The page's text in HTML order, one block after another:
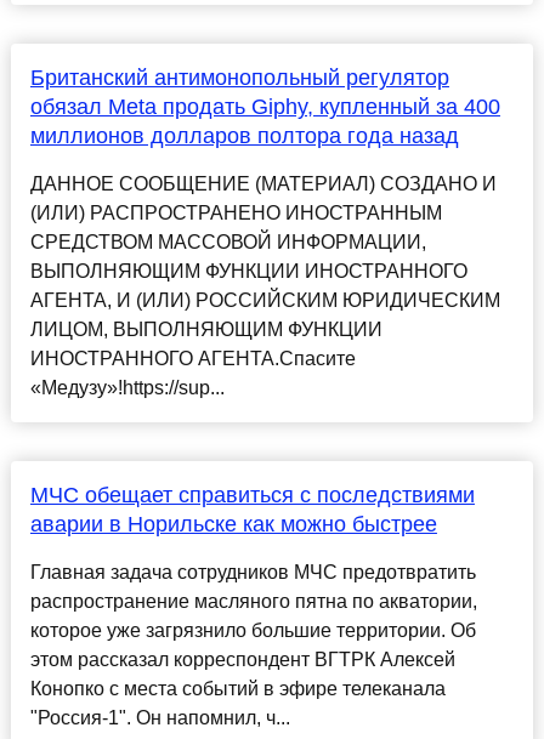
Британский антимонопольный регулятор
обязал Meta продать Giphy, купленный за 400
миллионов долларов полтора года назад
ДАННОЕ СООБЩЕНИЕ (МАТЕРИАЛ) СОЗДАНО И
(ИЛИ) РАСПРОСТРАНЕНО ИНОСТРАННЫМ
СРЕДСТВОМ МАССОВОЙ ИНФОРМАЦИИ,
ВЫПОЛНЯЮЩИМ ФУНКЦИИ ИНОСТРАННОГО
АГЕНТА, И (ИЛИ) РОССИЙСКИМ ЮРИДИЧЕСКИМ
ЛИЦОМ, ВЫПОЛНЯЮЩИМ ФУНКЦИИ
ИНОСТРАННОГО АГЕНТА.Спасите
«Медузу»!https://sup...
МЧС обещает справиться с последствиями
аварии в Норильске как можно быстрее
Главная задача сотрудников МЧС предотвратить
распространение масляного пятна по акватории,
которое уже загрязнило большие территории. Об
этом рассказал корреспондент ВГТРК Алексей
Конопко с места событий в эфире телеканала
"Россия-1". Он напомнил, ч...